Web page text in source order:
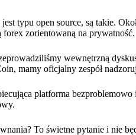
typu open source, są takie.
forex zorientowaną na prywatność.
wewnętrzną
mamy oficjalny zespół
platforma
To świetne pytanie i nie